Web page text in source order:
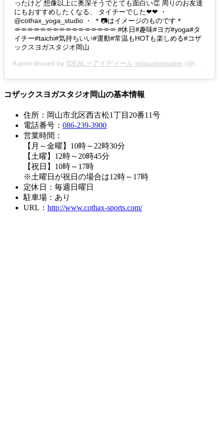
ったけど 想像以上に奥深そうでとても面白い👏 周りのお友達
にもおすすめしたくなる、 タイチーでした❤︎❤︎ ・
@cothax_yoga_studio ・ ＊📷はイメージのものです＊
𓎂𓎂𓎂𓎂𓎂𓎂𓎂𓎂𓎂𓎂𓎂𓎂𓎂𓎂𓎂𓎂 #休日#趣味#ヨガ#yoga#タ
イチー#taichi#気持ちいい#運動#常温もHOTも楽しめる#コザ
ックスヨガスタジオ岡山
A post shared by IDEAL 𓇬アイディール relaxationsalon (@i.deal___) on
コザックスヨガスタジオ岡山の基本情報
住所：岡山市北区西古松1丁目20番11号
電話番号： 086-239-3900
営業時間：
【月～金曜】10時～22時30分
【土曜】12時～20時45分
【祝日】10時～17時
※土曜日が祝日の場合は12時～17時
定休日：毎週日曜日
駐車場：あり
URL： http://www.cothax-sports.com/